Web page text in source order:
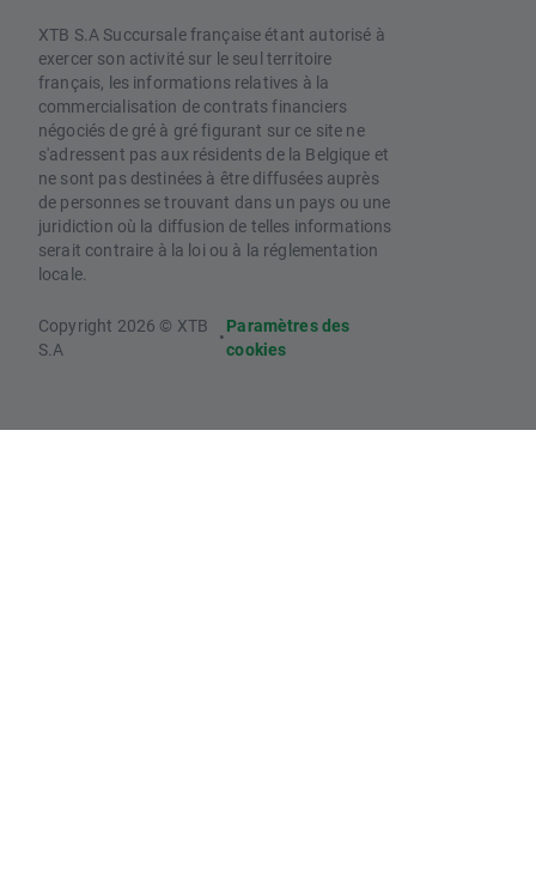
XTB S.A Succursale française étant autorisé à
exercer son activité sur le seul territoire
français, les informations relatives à la
commercialisation de contrats financiers
négociés de gré à gré figurant sur ce site ne
s'adressent pas aux résidents de la Belgique et
ne sont pas destinées à être diffusées auprès
de personnes se trouvant dans un pays ou une
juridiction où la diffusion de telles informations
serait contraire à la loi ou à la réglementation
locale.
Copyright 2026 © XTB
S.A
•
Paramètres des
cookies